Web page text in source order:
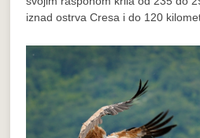
iznad ostrva Cresa i do 120